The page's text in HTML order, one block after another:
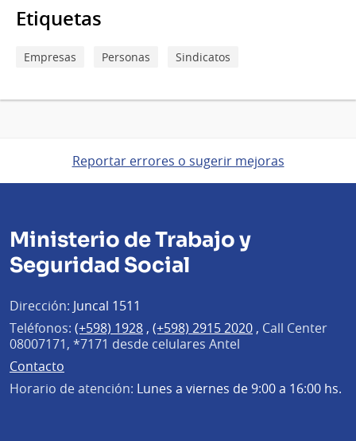
Etiquetas
Empresas Personas Sindicatos
Reportar errores o sugerir mejoras
Ministerio de Trabajo y
Seguridad Social
Dirección: Juncal 1511
Teléfonos: (+598) 1928 , (+598) 2915 2020 , Call Center
08007171, *7171 desde celulares Antel
Contacto
Horario de atención: Lunes a viernes de 9:00 a 16:00 hs.